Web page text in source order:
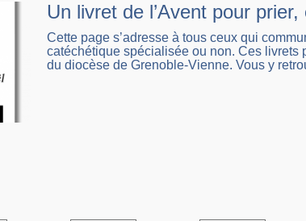
Un livret de l’Avent pour
Cette page s’adresse à tous ceux qui
catéchétique spécialisée ou non. Ces livrets
du diocèse de Grenoble-Vienne. Vous y